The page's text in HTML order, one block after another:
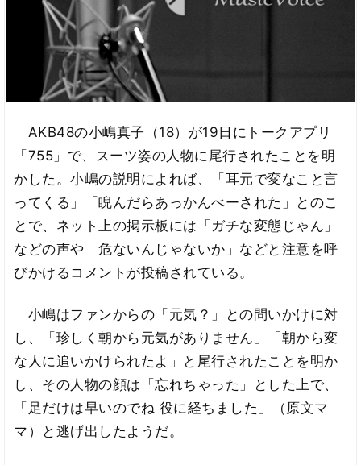
AKB48の小嶋真子（18）が19日にトークアプリ
「755」で、スーツ姿の人物に尾行されたことを明
かした。小嶋の説明によれば、「耳元で変なこと言
ってくる」「睨んだらあっかんべーされた」とのこ
とで、ネット上の掲示板には「ガチな変態じゃん」
などの声や「危ないんじゃないか」などと注意を呼
びかけるコメントが投稿されている。
小嶋はファンからの「元気？」との問いかけに対
し、「珍しく朝から元気がありません」「朝から変
な人に追いかけられたよ」と尾行されたことを明か
し、その人物の顔は「忘れちゃった」とした上で、
「足だけは早いのでね 役に経ちました」（原文マ
マ）と逃げ出したようだ。